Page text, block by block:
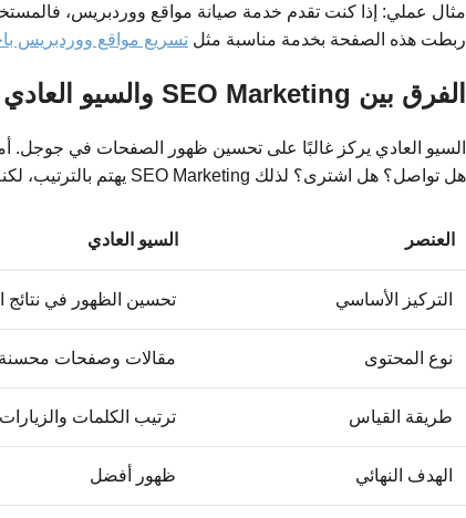
مثال عملي: إذا كنت تقدم خدمة صيانة مواقع ووردبريس،
ربطت هذه الصفحة بخدمة مناسبة مثل تسريع مواقع ووردبريس
الفرق بين SEO Marketing والسيو العادي
هل تواصل؟ هل اشترى؟ لذلك SEO Marketing يهتم بالترتيب، لكنه يهتم أيضًا بالتحويل والنتيجة التجارية.
العنصر السيو العادي
التركيز الأساسي تحسين الظهور في نتائج
نوع المحتوى مقالات وصفحات محسنة
طريقة القياس ترتيب الكلمات والزيارات
الهدف النهائي ظهور أفضل